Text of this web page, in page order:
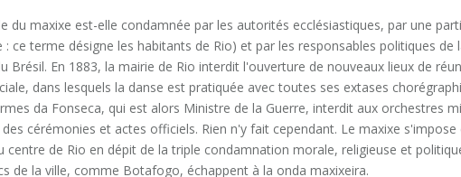
du maxixe est-elle condamnée par les autorités ecclésiastiques, par une
: ce terme désigne les habitants de Rio) et par les responsables politiques de
Brésil. En 1883, la mairie de Rio interdit l'ouverture de nouveaux lieux de
dans lesquels la danse est pratiquée avec toutes ses extases
da Fonseca, qui est alors Ministre de la Guerre, interdit aux orchestres
cérémonies et actes officiels. Rien n'y fait cependant. Le maxixe s'impose
centre de Rio en dépit de la triple condamnation morale, religieuse et
de la ville, comme Botafogo, échappent à la onda maxixeira.